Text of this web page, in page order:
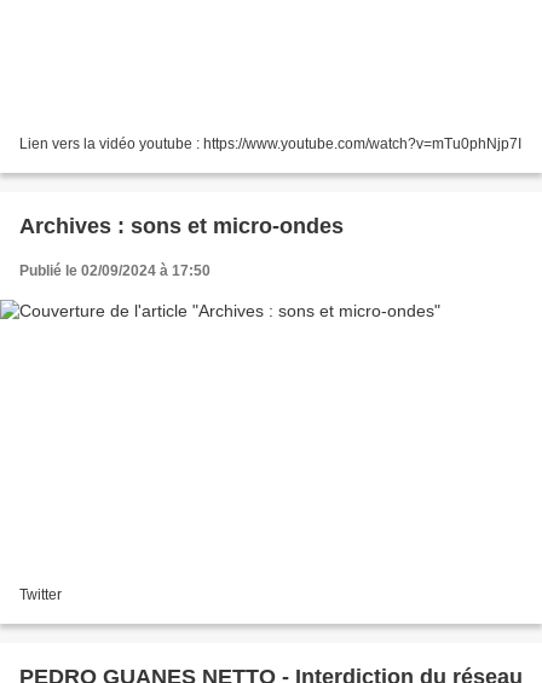
Lien vers la vidéo youtube : https://www.youtube.com/watch?v=mTu0phNjp7I
Archives : sons et micro-ondes
Publié le 02/09/2024 à 17:50
Twitter
PEDRO GUANES NETTO - Interdiction du réseau